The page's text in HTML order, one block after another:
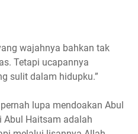
wajahnya bahkan tak
Tetapi ucapannya
sulit dalam hidupku.”
lupa mendoakan Abul
Abul Haitsam adalah